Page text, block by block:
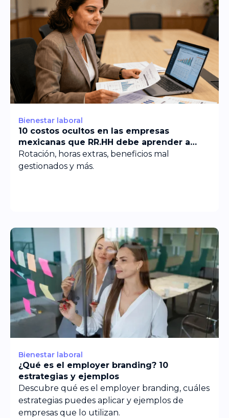
Bienestar laboral
10 costos ocultos en las empresas
mexicanas que RR.HH debe aprender a
detectar
Rotación, horas extras, beneficios mal
gestionados y más.
Bienestar laboral
¿Qué es el employer branding? 10
estrategias y ejemplos
Descubre qué es el employer branding, cuáles
estrategias puedes aplicar y ejemplos de
empresas que lo utilizan.